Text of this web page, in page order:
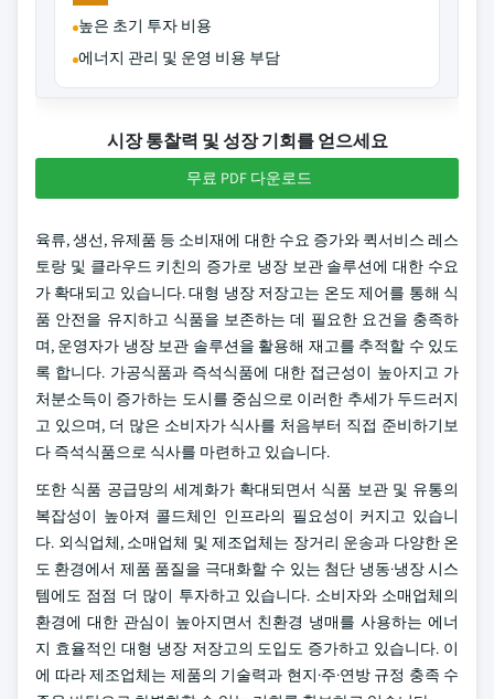
높은 초기 투자 비용
에너지 관리 및 운영 비용 부담
시장 통찰력 및 성장 기회를 얻으세요
무료 PDF 다운로드
육류, 생선, 유제품 등 소비재에 대한 수요 증가와 퀵서비스 레스
토랑 및 클라우드 키친의 증가로 냉장 보관 솔루션에 대한 수요
가 확대되고 있습니다. 대형 냉장 저장고는 온도 제어를 통해 식
품 안전을 유지하고 식품을 보존하는 데 필요한 요건을 충족하
며, 운영자가 냉장 보관 솔루션을 활용해 재고를 추적할 수 있도
록 합니다. 가공식품과 즉석식품에 대한 접근성이 높아지고 가
처분소득이 증가하는 도시를 중심으로 이러한 추세가 두드러지
고 있으며, 더 많은 소비자가 식사를 처음부터 직접 준비하기보
다 즉석식품으로 식사를 마련하고 있습니다.
또한 식품 공급망의 세계화가 확대되면서 식품 보관 및 유통의
복잡성이 높아져 콜드체인 인프라의 필요성이 커지고 있습니
다. 외식업체, 소매업체 및 제조업체는 장거리 운송과 다양한 온
도 환경에서 제품 품질을 극대화할 수 있는 첨단 냉동·냉장 시스
템에도 점점 더 많이 투자하고 있습니다. 소비자와 소매업체의
환경에 대한 관심이 높아지면서 친환경 냉매를 사용하는 에너
지 효율적인 대형 냉장 저장고의 도입도 증가하고 있습니다. 이
에 따라 제조업체는 제품의 기술력과 현지·주·연방 규정 충족 수